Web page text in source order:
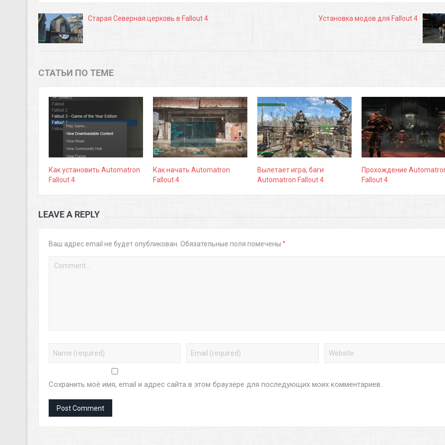
Старая Северная церковь в Fallout 4 Установка модов для Fallout 4
СТАТЬИ ПО ТЕМЕ
Как установить Automatron
Fallout 4
Как начать Automatron
Fallout 4
Вылетает игра, баги
Automatron Fallout 4
Прохождение
Fallout 4
LEAVE A REPLY
Ваш адрес email не будет опубликован. Обязательные поля помечены *
Сохранить моё имя, email и адрес сайта в этом браузере для последующих моих комментариев.